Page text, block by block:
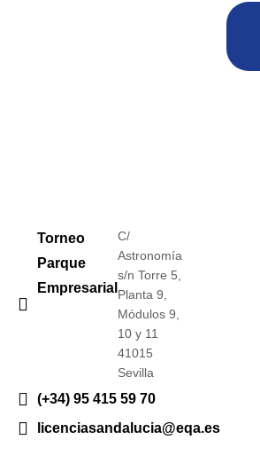
Torneo
Parque
Empresarial
C/
Astronomía
s/n Torre 5,
Planta 9,
Módulos 9,
10 y 11
41015
Sevilla
(+34) 95 415 59 70
licenciasandalucia@eqa.es